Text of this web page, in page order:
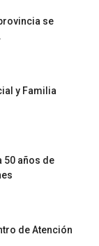
se
y Familia
50 años de
de Atención